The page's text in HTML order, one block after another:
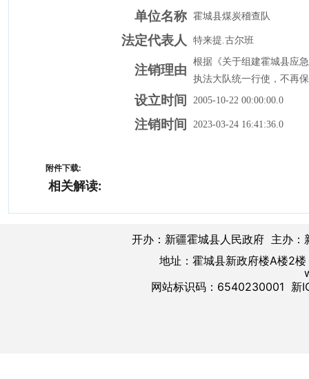
单位名称 霍城县煤炭稽查队
法定代表人 特来提.古尔班
注销理由
根据《关于组建霍城县应
执法大队统一行使，不再
设立时间 2005-10-22 00:00:00.0
注销时间 2023-03-24 16:41:36.0
附件下载:
相关解读:
开办：新疆霍城县人民政府 主办
地址：霍城县新政府楼A楼
网站标识码：6540230001 新